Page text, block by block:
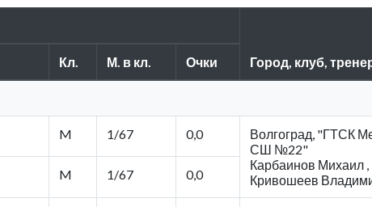
Город, клуб,
Кл. М. в кл. Очки
M 1/67 0,0
Волгоград, "ГТСК
СШ №22"
Карбаинов Михаил ,
Кривошеев
M 1/67 0,0